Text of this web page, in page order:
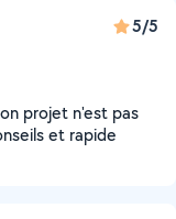
5/5
projet n'est pas
et rapide